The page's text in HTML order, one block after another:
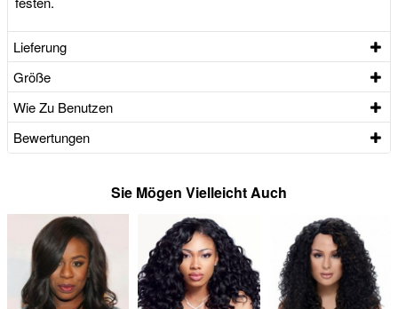
Lieferung
Größe
Wie Zu Benutzen
Bewertungen
Sie Mögen Vielleicht Auch